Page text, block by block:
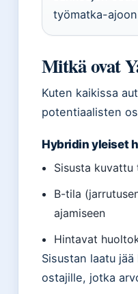
työmatka-
Mitkä ovat
Kuten kaikissa
potentiaalisten
Hybridin yleiset
Sisusta
B-tila
ajamiseen
Hintavat
Sisustan laatu
ostajille, jotka